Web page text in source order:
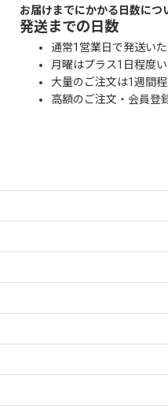
お届けまでにかかる日数につ
発送までの日数
通常1営業日で発送いた
月曜はプラス1日程度い
大量のご注文は1週間
高額のご注文・会員登